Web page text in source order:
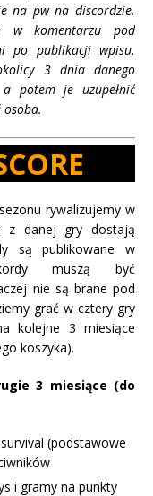
na pw na discordzie.
w komentarzu pod
po publikacji wpisu.
3 dnia danego
potem je uzupełnić
rywalizujemy w
z danej gry dostają
są publikowane w
muszą być
nie są brane pod
grać w cztery gry
kolejne 3 miesiące
koszyka).
3 miesiące (do
(podstawowe
i gramy na punkty